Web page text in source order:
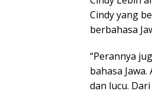
Cindy yang
berbahasa
“Perannya
bahasa
dan lucu.